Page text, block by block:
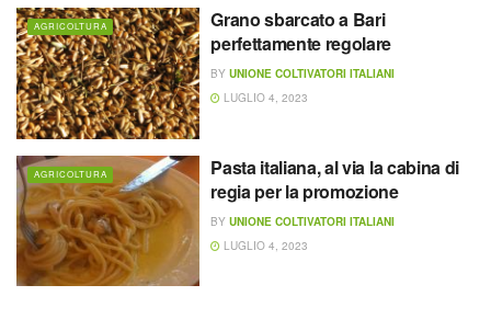
AGRICOLTURA
Grano sbarcato a Bari
perfettamente regolare
BY UNIONE COLTIVATORI ITALIANI
LUGLIO 4, 2023
AGRICOLTURA
Pasta italiana, al via la cabina di
regia per la promozione
BY UNIONE COLTIVATORI ITALIANI
LUGLIO 4, 2023